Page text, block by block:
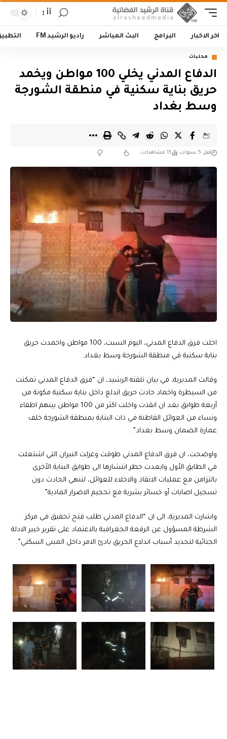
أأ
اخر الاخبار البرامج البث المباشر راديو الرشيد FM
محليات
الدفاع المدني يخلي 100 مواطن ويخمد
حريق بناية سكنية في منطقة الشورجة
وسط بغداد
قبل 5 سنوات 15 مشاهدات
اخلت فرق الدفاع المدني، اليوم السبت، 100 مواطن واخمدت حريق
بناية سكنية في منطقة الشورجة وسط بغداد.
وقالت المديرية، في بيان تلقته الرشيد، ان “فرق الدفاع المدني تمكنت
من السيطرة واخماد حادث حريق اندلع داخل بناية سكنية مكونة من
أربعة طوابق بعد ان انقذت واخلت اكثر من 100 مواطن بينهم اطفاء
ونساء من العوائل القاطنة في ذات البناية بمنطقة الشورجة خلف
عمارة الضمان وسط بغداد” .
واوضحت، ان فرق الدفاع المدني طوقت وعزلت النيران التي اشتعلت
في الطابق الأول وابعدت خطر انتشارها الى طوابق البناية الأخرى
بالتزامن مع عمليات الانقاذ والاخلاء للعوائل، لتنهي الحادث دون
تسجيل اصابات أو خسائر بشرية مع تحجيم الاضرار المادية”.
واشارت المديرية، الى ان “الدفاع المدني طلب فتح تحقيق في مركز
الشرطة المسؤول عن الرقعة الجغرافية بالاعتماد على تقرير خبير الادلة
الجنائية لتحديد أسباب اندلاع الحريق بادئ الامر داخل المبنى السكني”.